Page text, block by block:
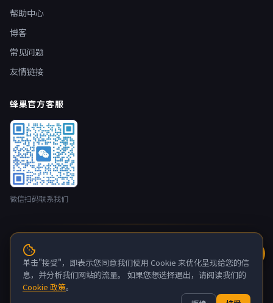
帮助中心
博客
常见问题
友情链接
蜂巢官方客服
微信扫码联系我们
© 2026 蜂巢云盒 nestbox.top · 开发者：广州蚂侠网络技术有限
公司 版权所有
粤ICP备2022132880号-6
单击"接受"，即表示您同意我们使用 Cookie 来优化呈现给您的信
息，并分析我们网站的流量。 如果您想选择退出，请阅读我们的
Cookie 政策。